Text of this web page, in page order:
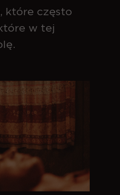
które często
w tej